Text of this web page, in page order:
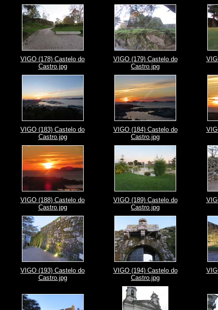
VIGO (178) Castelo do
Castro.jpg
VIGO (179) Castelo do
Castro.jpg
VIGO (183) Castelo do
Castro.jpg
VIGO (184) Castelo do
Castro.jpg
VIGO (188) Castelo do
Castro.jpg
VIGO (189) Castelo do
Castro.jpg
VIGO (193) Castelo do
Castro.jpg
VIGO (194) Castelo do
Castro.jpg